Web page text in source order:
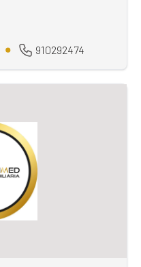
910292474